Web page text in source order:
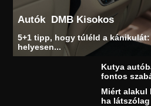
Autók DMB Kisokos
5+1 tipp, hogy túléld a
helyesen...
Kutya
fontos
Miért alakul
ha